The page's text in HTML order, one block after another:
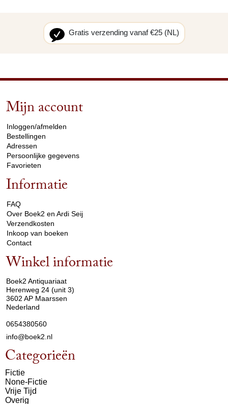
Gratis verzending vanaf €25 (NL)
Mijn account
Inloggen/afmelden
Bestellingen
Adressen
Persoonlijke gegevens
Favorieten
Informatie
FAQ
Over Boek2 en Ardi Seij
Verzendkosten
Inkoop van boeken
Contact
Winkel informatie
Boek2 Antiquariaat
Herenweg 24 (unit 3)
3602 AP Maarssen
Nederland
0654380560
info@boek2.nl
Categorieën
Fictie
None-Fictie
Vrije Tijd
Overig